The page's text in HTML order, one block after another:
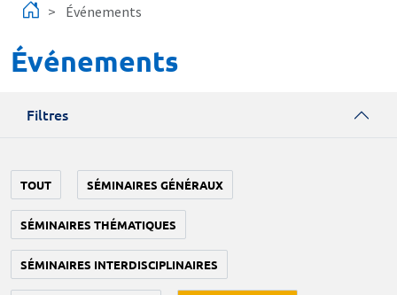
Événements
Événements
Filtres
TOUT SÉMINAIRES GÉNÉRAUX
SÉMINAIRES THÉMATIQUES
SÉMINAIRES INTERDISCIPLINAIRES